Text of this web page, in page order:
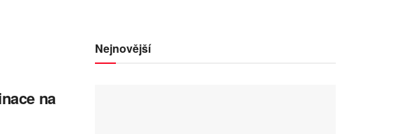
na
Nejnovější